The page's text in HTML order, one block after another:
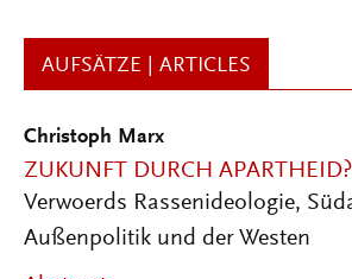
AUFSÄTZE | ARTICLES
Christoph Marx
ZUKUNFT DURCH APARTHEID?
Verwoerds Rassenideologie,
Außenpolitik und der Westen